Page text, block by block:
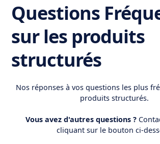
Questions
sur les produits
structurés
Nos réponses à vos questions les plus
produits structurés.
Vous avez d'autres questions ?
cliquant sur le bouton ci-